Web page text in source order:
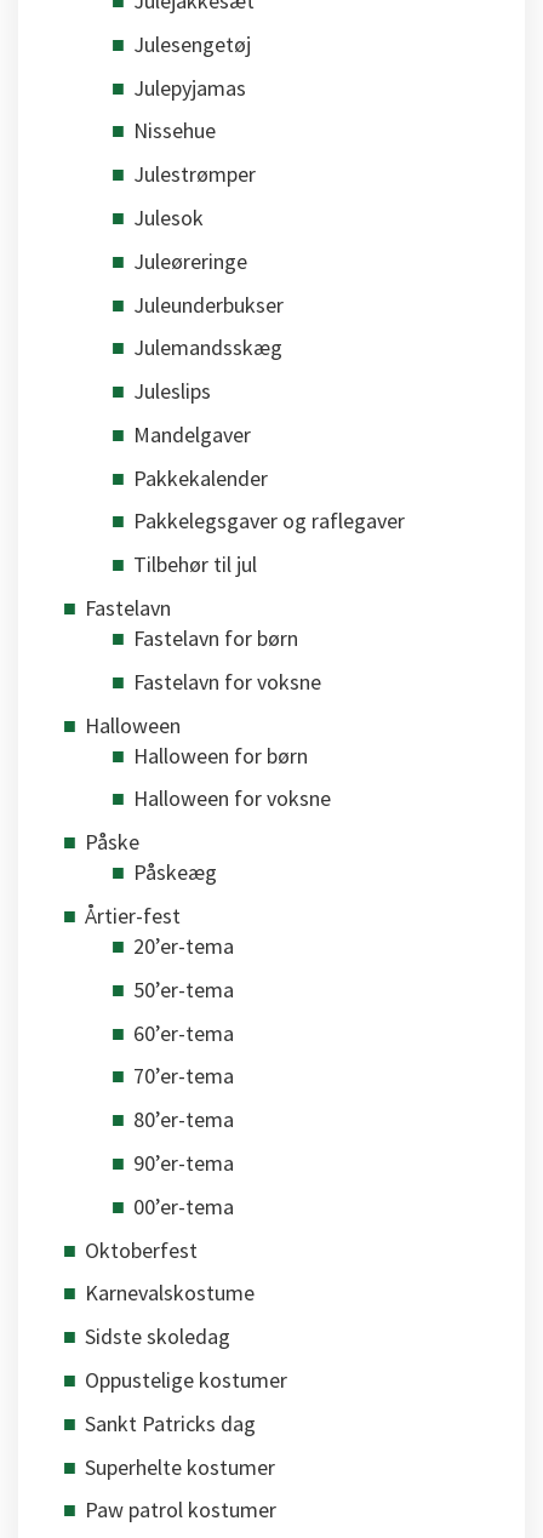
Julesengetøj
Julepyjamas
Nissehue
Julestrømper
Julesok
Juleøreringe
Juleunderbukser
Julemandsskæg
Juleslips
Mandelgaver
Pakkekalender
Pakkelegsgaver og raflegaver
Tilbehør til jul
Fastelavn
Fastelavn for børn
Fastelavn for voksne
Halloween
Halloween for børn
Halloween for voksne
Påske
Påskeæg
Årtier-fest
20’er-tema
50’er-tema
60’er-tema
70’er-tema
80’er-tema
90’er-tema
00’er-tema
Oktoberfest
Karnevalskostume
Sidste skoledag
Oppustelige kostumer
Sankt Patricks dag
Superhelte kostumer
Paw patrol kostumer